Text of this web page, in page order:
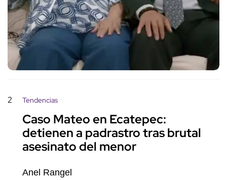
2 Tendencias
Caso Mateo en Ecatepec:
detienen a padrastro tras brutal
asesinato del menor
Anel Rangel